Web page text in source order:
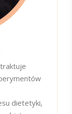
dietetyki,